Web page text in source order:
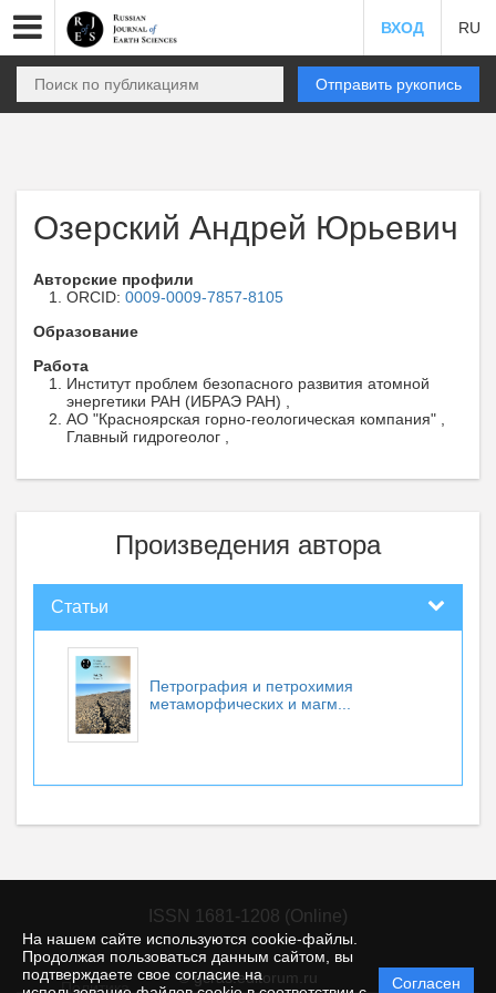
На нашем сайте используются cookie-файлы.
Продолжая пользоваться данным сайтом, вы
подтверждаете свое согласие на
Согласен
ВХОД RU
Отправить рукопись
Озерский Андрей Юрьевич
Авторские профили
ORCID: 0009-0009-7857-8105
Образование
Работа
Институт проблем безопасного развития атомной
энергетики РАН (ИБРАЭ РАН) ,
АО "Красноярская горно-геологическая компания" ,
Главный гидрогеолог ,
Произведения автора
Статьи
Петрография и петрохимия
метаморфических и магм...
ISSN 1681-1208 (Online)
© gcras.editorum.ru
Политика